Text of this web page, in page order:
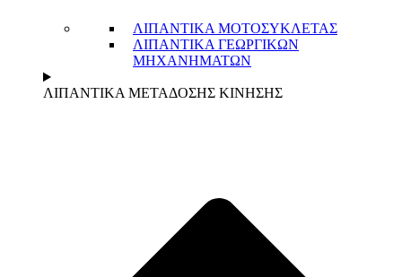
ΛΙΠΑΝΤΙΚΑ ΜΟΤΟΣΥΚΛΕΤΑΣ
ΛΙΠΑΝΤΙΚΑ ΓΕΩΡΓΙΚΩΝ
ΜΗΧΑΝΗΜΑΤΩΝ
ΛΙΠΑΝΤΙΚΑ ΜΕΤΑΔΟΣΗΣ ΚΙΝΗΣΗΣ